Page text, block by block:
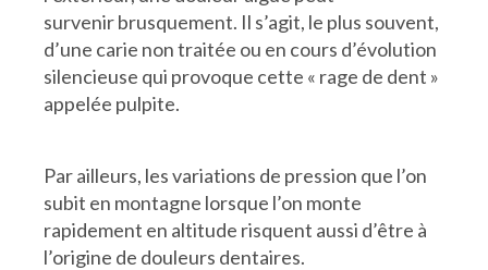
survenir brusquement. Il s’agit, le plus souvent,
d’une carie non traitée ou en cours d’évolution
silencieuse qui provoque cette « rage de dent »
appelée pulpite.
Par ailleurs, les variations de pression que l’on
subit en montagne lorsque l’on monte
rapidement en altitude risquent aussi d’être à
l’origine de douleurs dentaires.